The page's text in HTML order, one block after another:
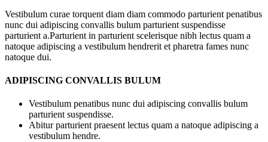
Vestibulum curae torquent diam diam commodo parturient penatibus
nunc dui adipiscing convallis bulum parturient suspendisse
parturient a.Parturient in parturient scelerisque nibh lectus quam a
natoque adipiscing a vestibulum hendrerit et pharetra fames nunc
natoque dui.
ADIPISCING CONVALLIS BULUM
Vestibulum penatibus nunc dui adipiscing convallis bulum
parturient suspendisse.
Abitur parturient praesent lectus quam a natoque adipiscing a
vestibulum hendre.